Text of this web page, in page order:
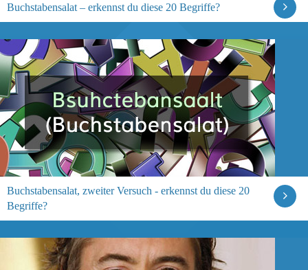
Buchstabensalat – erkennst du diese 20 Begriffe?
Buchstabensalat, zweiter Versuch - erkennst du diese 20
Begriffe?